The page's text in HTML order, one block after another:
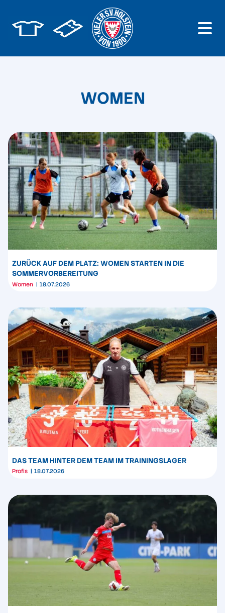
WOMEN
ZURÜCK AUF DEM PLATZ: WOMEN STARTEN IN DIE
SOMMERVORBEREITUNG
Women 18.07.2026
DAS TEAM HINTER DEM TEAM IM TRAININGSLAGER
Profis 18.07.2026